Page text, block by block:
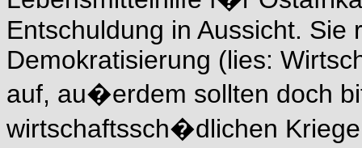
Entschuldung in Aussicht.
Demokratisierung (lies:
auf, au�erdem sollten doch
wirtschaftssch�dlichen